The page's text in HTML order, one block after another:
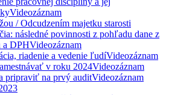
Videozáznam
/ Odcudzením majetku starosti
následné povinnosti z pohľadu dane z
a DPHVideozáznam
riadenie a vedenie ľudíVideozáznam
v roku 2024Videozáznam
pripraviť na prvý auditVideozáznam